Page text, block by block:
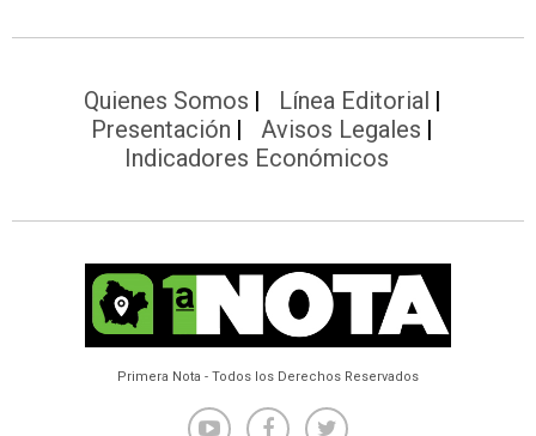
Quienes Somos
Línea Editorial
Presentación
Avisos Legales
Indicadores Económicos
Primera Nota - Todos los Derechos Reservados